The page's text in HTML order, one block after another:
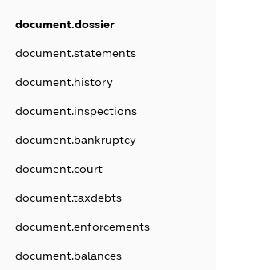
document.dossier
document.statements
document.history
document.inspections
document.bankruptcy
document.court
document.taxdebts
document.enforcements
document.balances